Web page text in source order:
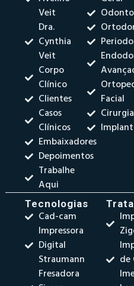
Veit
Dra.
Cynthia
Veit
Corpo
Clínico
Clientes
Casos
Clínicos
Embaixadores
Depoimentos
Trabalhe
Aqui
Facial
Cirurgia
Tecnologias
Cad-cam
Impressora
Digital
Straumann
Fresadora
de